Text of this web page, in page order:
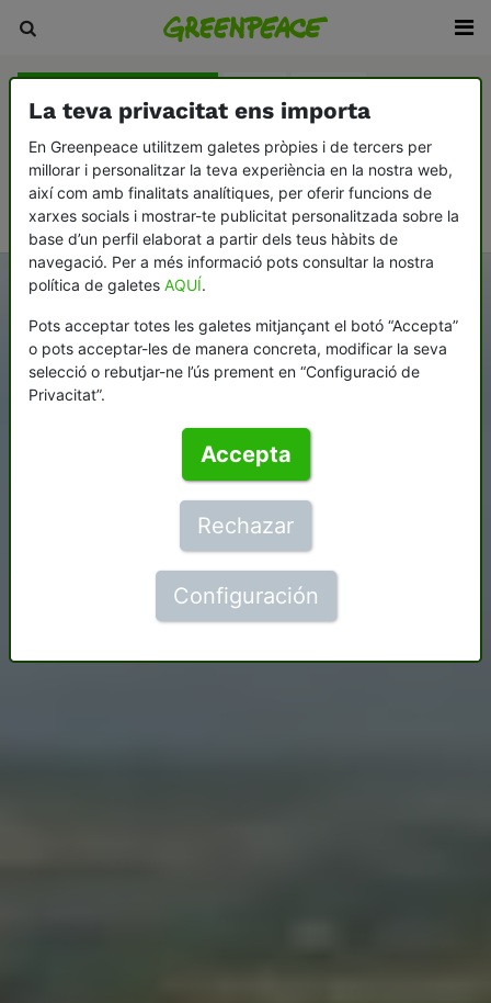
Democràcia i contrapoder Desarmament i pau
Oceans
La teva privacitat ens importa
En Greenpeace utilitzem galetes pròpies i de tercers per
millorar i personalitzar la teva experiència en la nostra web,
així com amb finalitats analítiques, per oferir funcions de
xarxes socials i mostrar-te publicitat personalitzada sobre la
base d’un perfil elaborat a partir dels teus hàbits de
navegació. Per a més informació pots consultar la nostra
política de galetes AQUÍ.
Pots acceptar totes les galetes mitjançant el botó “Accepta”
o pots acceptar-les de manera concreta, modificar la seva
selecció o rebutjar-ne l’ús prement en “Configuració de
Privacitat”.
Accepta
Rechazar
Configuración